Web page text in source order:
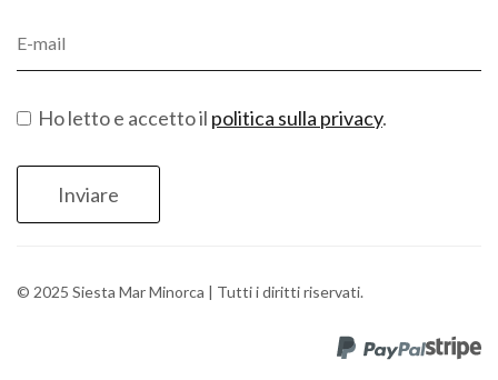
Ho letto e accetto il politica sulla privacy.
© 2025 Siesta Mar Minorca | Tutti i diritti riservati.